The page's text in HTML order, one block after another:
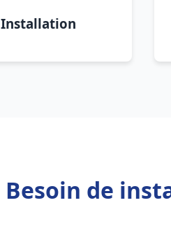
Installation
Besoin de